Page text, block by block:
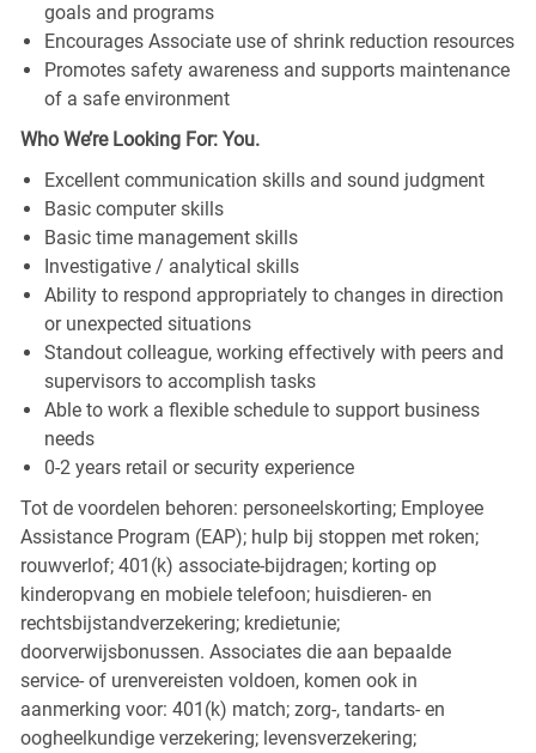
goals and programs
Encourages Associate use of shrink reduction resources
Promotes safety awareness and supports maintenance
of a safe environment
Who We’re Looking For: You.
Excellent communication skills and sound judgment
Basic computer skills
Basic time management skills
Investigative / analytical skills
Ability to respond appropriately to changes in direction
or unexpected situations
Standout colleague, working effectively with peers and
supervisors to accomplish tasks
Able to work a flexible schedule to support business
needs
0-2 years retail or security experience
Tot de voordelen behoren: personeelskorting; Employee
Assistance Program (EAP); hulp bij stoppen met roken;
rouwverlof; 401(k) associate-bijdragen; korting op
kinderopvang en mobiele telefoon; huisdieren- en
rechtsbijstandverzekering; kredietunie;
doorverwijsbonussen. Associates die aan bepaalde
service- of urenvereisten voldoen, komen ook in
aanmerking voor: 401(k) match; zorg-, tandarts- en
oogheelkundige verzekering; levensverzekering;